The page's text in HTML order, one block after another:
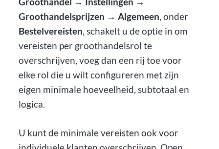
Groothandelsprijzen → Algemeen, onder
Bestelvereisten, schakelt u de optie in om
vereisten per groothandelsrol te
overschrijven, voeg dan een rij toe voor
elke rol die u wilt configureren met zijn
eigen minimale hoeveelheid, subtotaal en
logica.
U kunt de minimale vereisten ook voor